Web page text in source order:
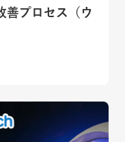
善プロセス（ウ